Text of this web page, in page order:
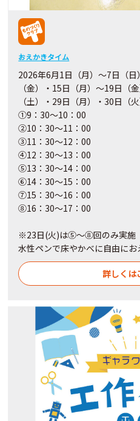
おえかきタイム
2026年6月1日（月）～7日（
（金）・15日（月）～19日（
（土）・29日（月）・30日（火
①9：30～10：00
②10：30～11：00
③11：30～12：00
④12：30～13：00
⑤13：30～14：00
⑥14：30～15：00
⑦15：30～16：00
⑧16：30～17：00
※23日(火)は⑤～⑧回のみ実施
水性ペンで床やかべに自由にお
詳しくは